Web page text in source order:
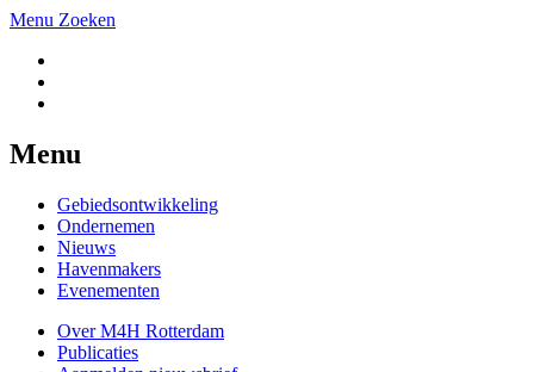
Menu Zoeken
Menu
Gebiedsontwikkeling
Ondernemen
Nieuws
Havenmakers
Evenementen
Over M4H Rotterdam
Publicaties